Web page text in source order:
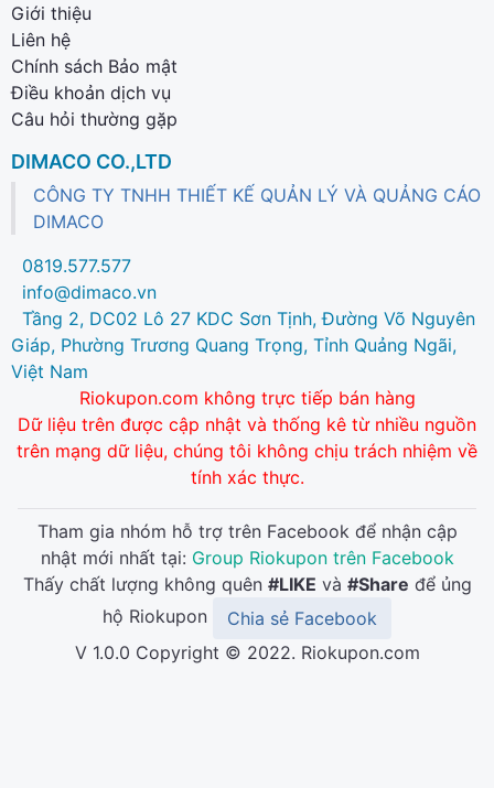
Giới thiệu
Liên hệ
Chính sách Bảo mật
Điều khoản dịch vụ
Câu hỏi thường gặp
DIMACO CO.,LTD
CÔNG TY TNHH THIẾT KẾ QUẢN LÝ VÀ QUẢNG CÁO
DIMACO
0819.577.577
info@dimaco.vn
Tầng 2, DC02 Lô 27 KDC Sơn Tịnh, Đường Võ Nguyên
Giáp, Phường Trương Quang Trọng, Tỉnh Quảng Ngãi,
Việt Nam
Riokupon.com không trực tiếp bán hàng
Dữ liệu trên được cập nhật và thống kê từ nhiều nguồn
trên mạng dữ liệu, chúng tôi không chịu trách nhiệm về
tính xác thực.
Tham gia nhóm hỗ trợ trên Facebook để nhận cập
nhật mới nhất tại: Group Riokupon trên Facebook
Thấy chất lượng không quên #LIKE và #Share để ủng
hộ Riokupon
Chia sẻ Facebook
V 1.0.0 Copyright © 2022. Riokupon.com